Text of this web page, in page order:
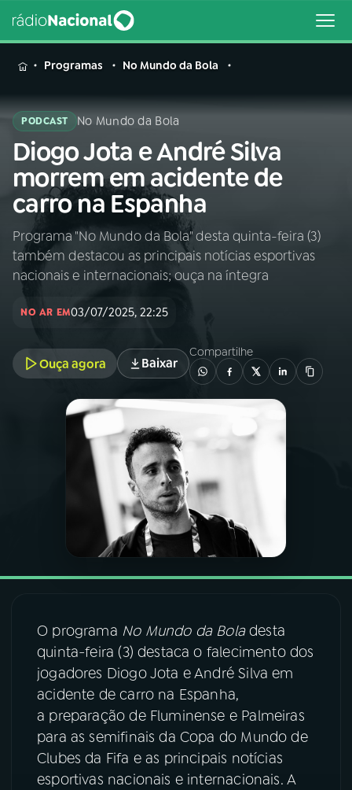
MENU
Buscar
na
Rádio
Nacional
Buscar
AO VIVO
PROGRAMAS
PODCASTS
VIDEOCASTS
08FESTIVAL DE MÚSICA
ACOMPANHE A RÁDIO NACIONAL
YouTube Facebook
Instagram X
Programas No Mundo da Bola
PODCAST No Mundo da Bola
Diogo Jota e André Silva
morrem em acidente de
carro na Espanha
Programa "No Mundo da Bola" desta quinta-feira (3)
também destacou as principais notícias esportivas
nacionais e internacionais; ouça na íntegra
NO AR EM03/07/2025, 22:25
Ouça agora Baixar
Compartilhe
O programa No Mundo da Boladesta
quinta-feira (3) destaca o falecimento dos
jogadores Diogo Jota e André Silva em
acidente de carro na Espanha,
a preparação de Fluminense e Palmeiras
para as semifinais da Copa do Mundo de
Clubes da Fifa e as principais notícias
esportivas nacionais e internacionais. A